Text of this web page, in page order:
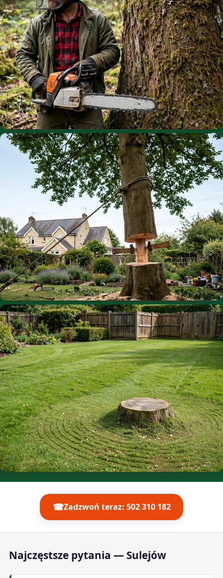
☎Zadzwoń teraz: 502 310 182
Najczęstsze pytania — Sulejów